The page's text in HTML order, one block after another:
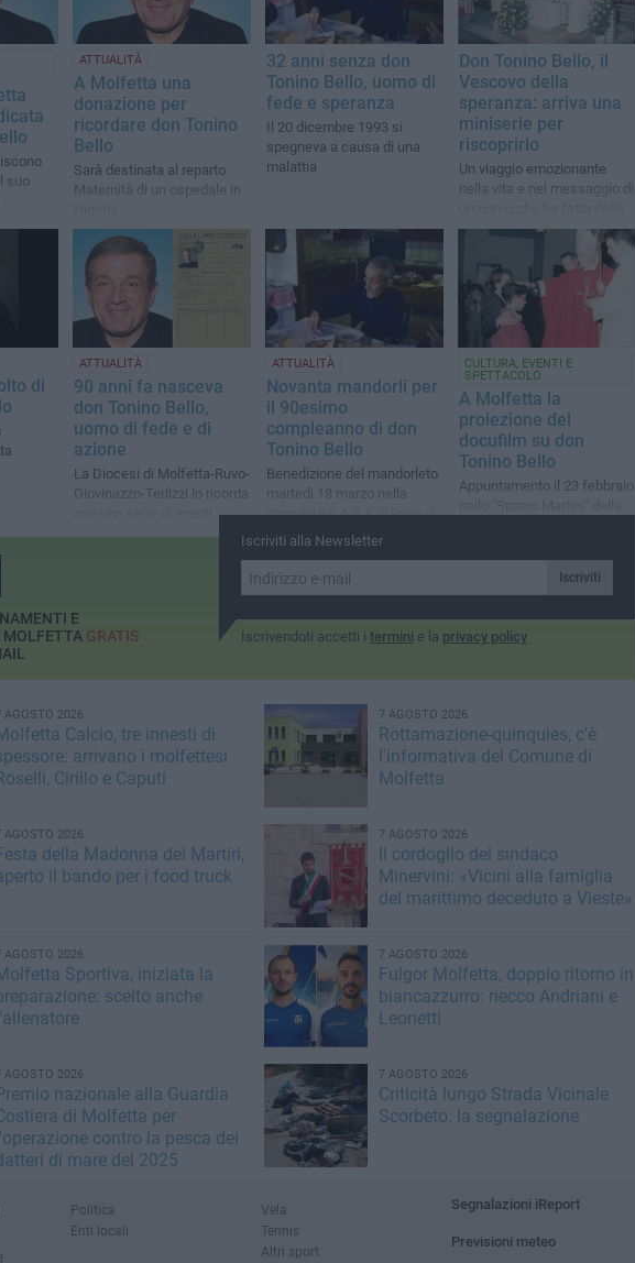
suo
ATTUALITÀ
A Molfetta una
donazione per
ricordare don Tonino
Bello
Sarà destinata al reparto
Maternità di un ospedale in
32 anni senza don
Tonino Bello, uomo di
fede e speranza
Il 20 dicembre 1993 si
spegneva a causa di una
malattia
Don Tonino Bello, il
Vescovo della
speranza: arriva una
miniserie per
riscoprirlo
Un viaggio emozionante
nella vita e nel messaggio di
fede un impegno concreto
di
ATTUALITÀ
90 anni fa nasceva
don Tonino Bello,
uomo di fede e di
azione
La Diocesi di Molfetta-Ruvo-
Giovinazzo-Terlizzi lo ricorda
ATTUALITÀ
Novanta mandorli per
il 90esimo
compleanno di don
Tonino Bello
Benedizione del mandorleto
martedì 18 marzo nella
comunità C.A.S.A di Ruvo di
Puglia
CULTURA, EVENTI E
SPETTACOLO
A Molfetta la
proiezione del
docufilm su don
Tonino Bello
Appuntamento il 23 febbraio
Iscriviti alla Newsletter
Iscriviti
Iscrivendoti accetti i termini e la privacy policy
E
MOLFETTA GRATIS
AGOSTO 2026
Calcio, tre innesti di
arrivano i molfettesi
Cirillo e Caputi
7 AGOSTO 2026
Rottamazione-quinquies, c'è
l'informativa del Comune di
Molfetta
AGOSTO 2026
della Madonna dei Martiri,
il bando per i food truck
7 AGOSTO 2026
Il cordoglio del sindaco
Minervini: «Vicini alla famiglia
del marittimo deceduto a Vieste»
AGOSTO 2026
Sportiva, iniziata la
scelto anche
7 AGOSTO 2026
Fulgor Molfetta, doppio ritorno in
biancazzurro: riecco Andriani e
Leonetti
AGOSTO 2026
nazionale alla Guardia
di Molfetta per
contro la pesca dei
di mare del 2025
7 AGOSTO 2026
Criticità lungo Strada Vicinale
Scorbeto: la segnalazione
Politica
Enti locali
Vela
Tennis
Altri sport
Segnalazioni iReport
Previsioni meteo